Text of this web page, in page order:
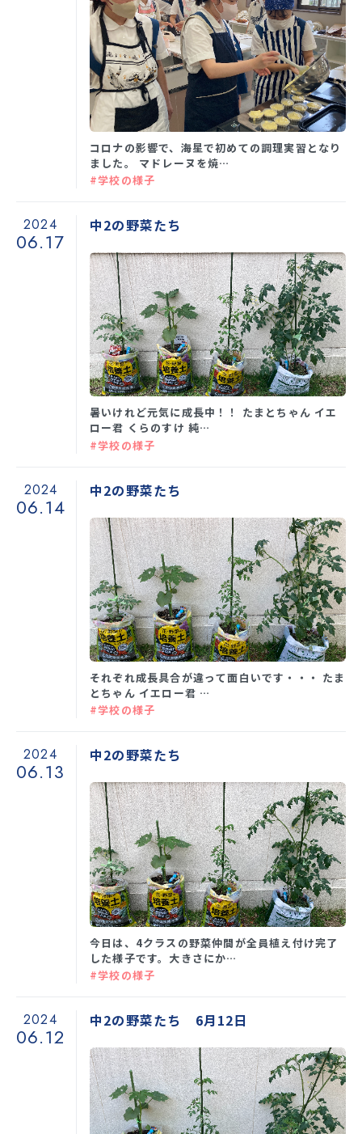
コロナの影響で、海星で初めての調理実習となり
ました。 マドレーヌを焼…
#学校の様子
2024
06.17
中2の野菜たち
暑いけれど元気に成長中！！ たまとちゃん イエ
ロー君 くらのすけ 純…
#学校の様子
2024
06.14
中2の野菜たち
それぞれ成長具合が違って面白いです・・・ たま
とちゃん イエロー君 …
#学校の様子
2024
06.13
中2の野菜たち
今日は、4クラスの野菜仲間が全員植え付け完了
した様子です。大きさにか…
#学校の様子
2024
06.12
中2の野菜たち 6月12日